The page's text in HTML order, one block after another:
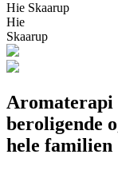
Hie Skaarup
Hie
Skaarup
Aromaterapi
beroligende
hele familien